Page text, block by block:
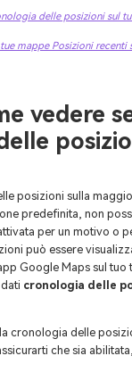
delle posizioni sul
mappe Posizioni recenti
vedere
posizioni sulla
predefinita, non
per un motivo o
può essere
Google Maps sul tuo
cronologia delle
cronologia delle
che sia